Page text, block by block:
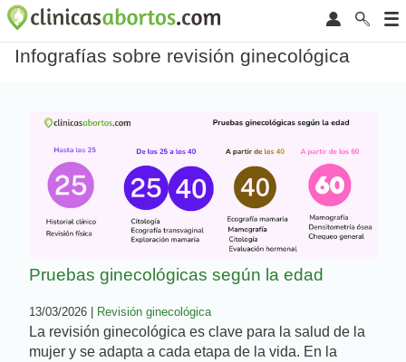
Infografías sobre revisión ginecológica
Pruebas ginecológicas según la edad
13/03/2026 | Revisión ginecológica
La revisión ginecológica es clave para la salud de la
mujer y se adapta a cada etapa de la vida. En la